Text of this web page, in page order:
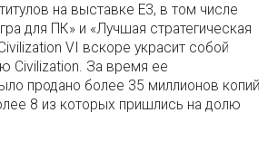
на выставке E3, в том числе
для ПК» и «Лучшая стратегическая
VI вскоре украсит собой
Civilization. За время ее
продано более 35 миллионов копий
8 из которых пришлись на долю